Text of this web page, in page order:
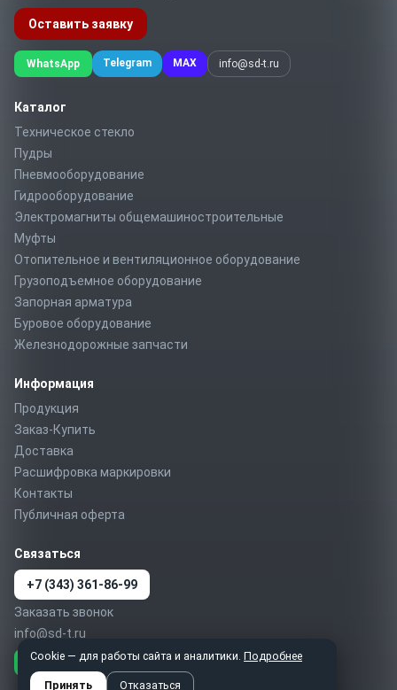
Оставить заявку
WhatsApp Telegram MAX info@sd-t.ru
Каталог
Техническое стекло
Пудры
Пневмооборудование
Гидрооборудование
Электромагниты общемашиностроительные
Муфты
Отопительное и вентиляционное оборудование
Грузоподъемное оборудование
Запорная арматура
Буровое оборудование
Железнодорожные запчасти
Информация
Продукция
Заказ-Купить
Доставка
Расшифровка маркировки
Контакты
Публичная оферта
Связаться
+7 (343) 361-86-99
Заказать звонок
info@sd-t.ru
WhatsApp Telegram MAX
Cookie — для работы сайта и аналитики. Подробнее
Принять Отказаться